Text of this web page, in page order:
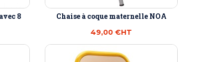
8
Chaise à coque maternelle NOA
49,00 €HT